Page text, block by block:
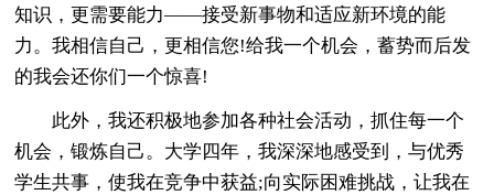
知识，更需要能力——接受新事物和适应新环境的能
力。我相信自己，更相信您!给我一个机会，蓄势而后发
的我会还你们一个惊喜!
此外，我还积极地参加各种社会活动，抓住每一个
机会，锻炼自己。大学四年，我深深地感受到，与优秀
学生共事，使我在竞争中获益;向实际困难挑战，让我在